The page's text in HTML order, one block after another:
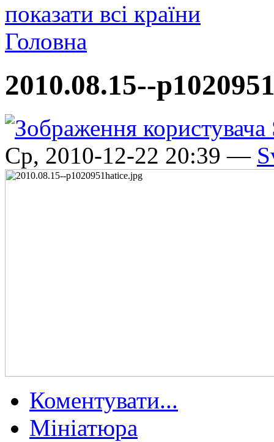
показати всі країни
Головна
2010.08.15--
Ср, 2010-12-22 20:39 —
Коментувати...
Мініатюра